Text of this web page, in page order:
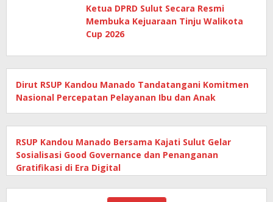
Ketua DPRD Sulut Secara Resmi
Membuka Kejuaraan Tinju Walikota
Cup 2026
Dirut RSUP Kandou Manado Tandatangani Komitmen
Nasional Percepatan Pelayanan Ibu dan Anak
RSUP Kandou Manado Bersama Kajati Sulut Gelar
Sosialisasi Good Governance dan Penanganan
Gratifikasi di Era Digital